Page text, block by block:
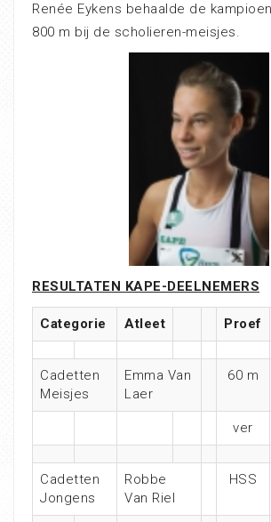
Renée Eykens behaalde de
800 m bij de scholieren-meisjes.
RESULTATEN KAPE-DEELNEMERS
Categorie Atleet Proef
Cadetten
Meisjes
Emma Van
Laer
60 m
ver
Cadetten
Jongens
Robbe
Van Riel
HSS